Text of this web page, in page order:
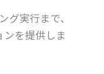
グ実行まで、
を提供しま